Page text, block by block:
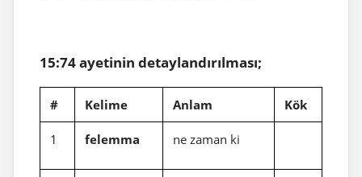
15:74 ayetinin detaylandırılması;
# Kelime Anlam Kök
1 felemma ne zaman ki